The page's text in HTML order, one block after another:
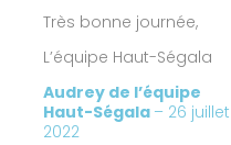
Audrey de l’équipe
Haut-Ségala – 26 juillet
2022
Très bonne journée,
L’équipe Haut-Ségala